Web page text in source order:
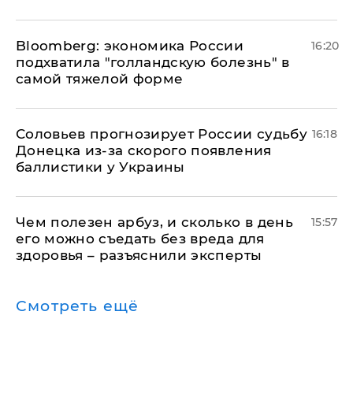
Bloomberg: экономика России
подхватила "голландскую болезнь" в
самой тяжелой форме
16:20
Соловьев прогнозирует России судьбу
Донецка из-за скорого появления
баллистики у Украины
16:18
Чем полезен арбуз, и сколько в день
его можно съедать без вреда для
здоровья – разъяснили эксперты
15:57
Смотреть ещё